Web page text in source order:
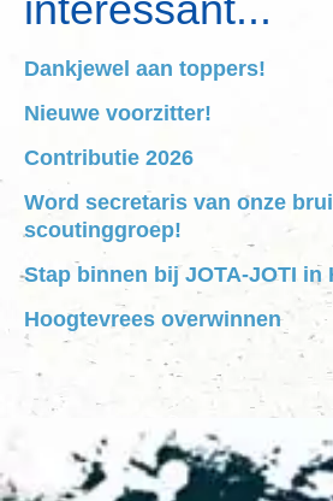
Dankjewel aan toppers!
Nieuwe voorzitter!
Contributie 2026
Word secretaris van onze
scoutinggroep!
Stap binnen bij JOTA-JOTI in
Hoogtevrees overwinnen